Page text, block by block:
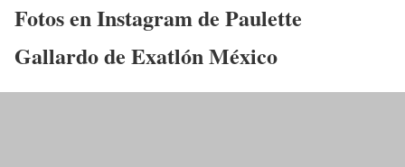
Fotos en Instagram de Paulette
Gallardode Exatlón México